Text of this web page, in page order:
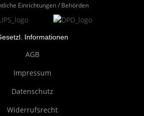
Einrichtungen / Behörden
Informationen
AGB
Impressum
Datenschutz
Widerrufsrecht